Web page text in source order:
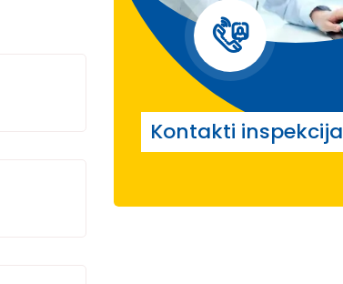
Kontakti inspekcija